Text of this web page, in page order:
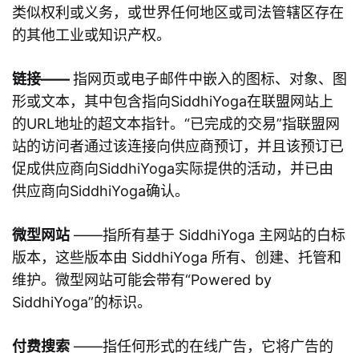
类似权利或义务，或世界任何地区或司法管辖区存在
的其他工业或知识产权。
链接——指网页或电子邮件中嵌入的图标、对象、图
形或文本，其中包含指向SiddhiYoga在联盟网站上
的URL地址的超文本指针。“已完成的交易”指联盟网
站的访问者通过该连接向供应商预订，并且该预订已
促成供应商向SiddhiYoga实际提供的活动，并已由
供应商向SiddhiYoga确认。
微型网站 ——指所有基于 SiddhiYoga 主网站的白标
版本，这些版本由 SiddhiYoga 所有、创建、托管和
维护。微型网站可能会带有“Powered by
SiddhiYoga”的标识。
付费搜索 ——指任何形式的在线广告，它将广告的